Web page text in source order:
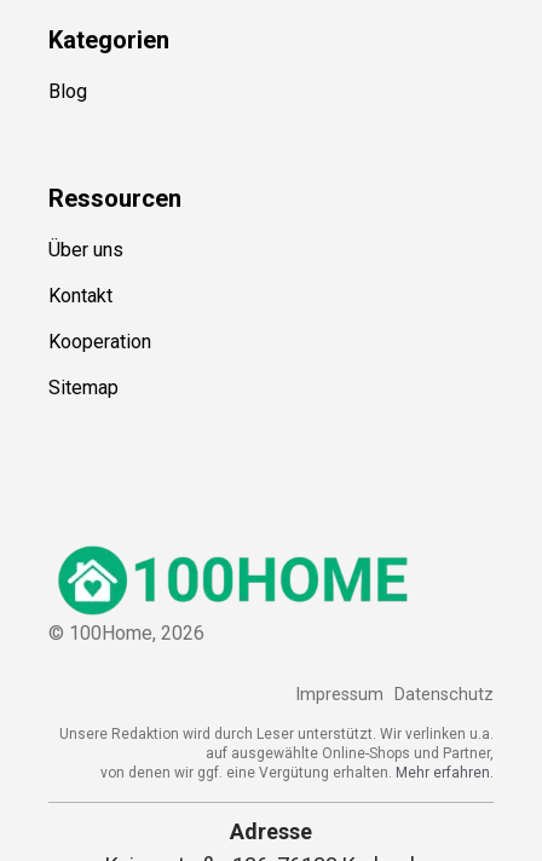
Kategorien
Blog
Ressourcen
Über uns
Kontakt
Kooperation
Sitemap
© 100Home, 2026
Impressum Datenschutz
Unsere Redaktion wird durch Leser unterstützt. Wir verlinken u.a.
auf ausgewählte Online-Shops und Partner,
von denen wir ggf. eine Vergütung erhalten. Mehr erfahren.
Adresse